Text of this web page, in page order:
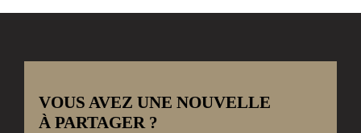
VOUS AVEZ UNE NOUVELLE
À PARTAGER ?